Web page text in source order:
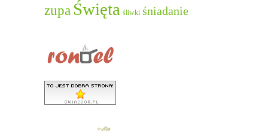
zupa Święta śliwki śniadanie